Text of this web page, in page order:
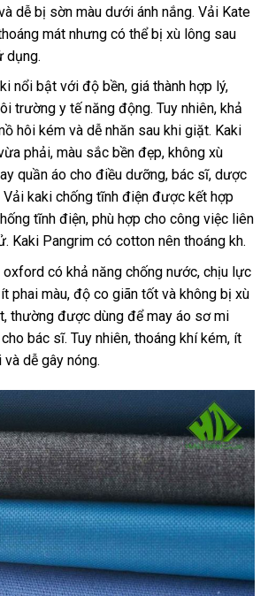
dễ bị sờn màu dưới ánh nắng. Vải Kate
mát nhưng có thể bị xù lông sau
dụng.
nổi bật với độ bền, giá thành hợp lý,
trường y tế năng động. Tuy nhiên, khả
hôi kém và dễ nhăn sau khi giặt. Kaki
phải, màu sắc bền đẹp, không xù
quần áo cho điều dưỡng, bác sĩ, dược
Vải kaki chống tĩnh điện được kết hợp
tĩnh điện, phù hợp cho công việc liên
Kaki Pangrim có cotton nên thoáng kh.
có khả năng chống nước, chịu lực
phai màu, độ co giãn tốt và không bị xù
thường được dùng để may áo sơ mi
bác sĩ. Tuy nhiên, thoáng khí kém, ít
dễ gây nóng.